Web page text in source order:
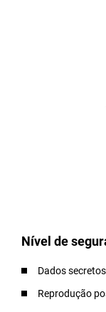
Nível de
Dados secretos
Reprodução